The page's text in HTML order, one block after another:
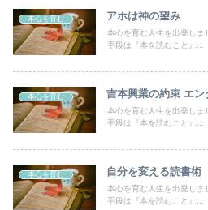
本心を育む アホは神の望み
本心を育む人生を出発しま
手段は『本を読むこと』...
本心を育む 吉本興業の約束 エ
本心を育む人生を出発しま
手段は『本を読むこと』...
本心を育む 自分を変える読書術
本心を育む人生を出発しま
手段は『本を読むこと』...